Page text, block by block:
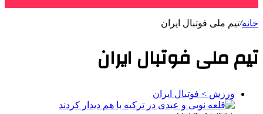
خانه/تیم ملی فوتبال ایران
تیم ملی فوتبال ایران
ورزش > فوتبال ایران